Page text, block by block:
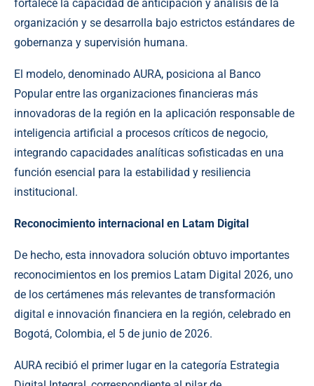
fortalece la capacidad de anticipación y análisis de la
organización y se desarrolla bajo estrictos estándares de
gobernanza y supervisión humana.
El modelo, denominado AURA, posiciona al Banco
Popular entre las organizaciones financieras más
innovadoras de la región en la aplicación responsable de
inteligencia artificial a procesos críticos de negocio,
integrando capacidades analíticas sofisticadas en una
función esencial para la estabilidad y resiliencia
institucional.
Reconocimiento internacional en Latam Digital
De hecho, esta innovadora solución obtuvo importantes
reconocimientos en los premios Latam Digital 2026, uno
de los certámenes más relevantes de transformación
digital e innovación financiera en la región, celebrado en
Bogotá, Colombia, el 5 de junio de 2026.
AURA recibió el primer lugar en la categoría Estrategia